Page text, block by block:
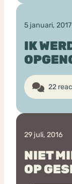
5 januari, 2017
IK
22
29 juli, 2016
NIET
OP